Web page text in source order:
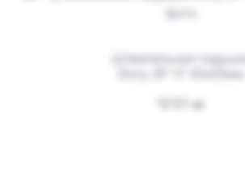
Штамп Все фигня. Переделать!
Штемпельная подушка
300